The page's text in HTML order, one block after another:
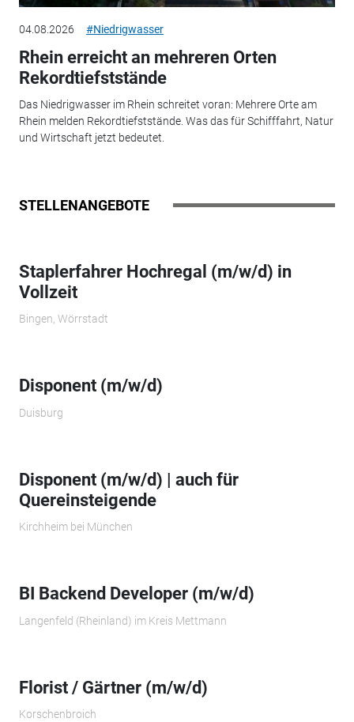
04.08.2026 #Niedrigwasser
Rhein erreicht an mehreren Orten
Rekordtiefststände
Das Niedrigwasser im Rhein schreitet voran: Mehrere Orte am
Rhein melden Rekordtiefststände. Was das für Schifffahrt, Natur
und Wirtschaft jetzt bedeutet.
STELLENANGEBOTE
Staplerfahrer Hochregal (m/w/d) in
Vollzeit
Bingen, Wörrstadt
Disponent (m/w/d)
Duisburg
Disponent (m/w/d) | auch für
Quereinsteigende
Kirchheim bei München
BI Backend Developer (m/w/d)
Langenfeld (Rheinland) im Kreis Mettmann
Florist / Gärtner (m/w/d)
Korschenbroich